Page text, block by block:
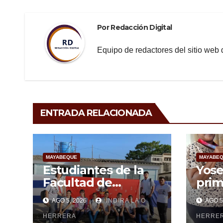
PorRedacción Digital
Equipo de redactores del sitio web
ENTRADA RELACIONADA
MAYABEQUE
Estudiantes de la
Facultad de
Ciencias Médicas de
Mayabeque realizan
pesquisa
AGO 5, 2026 INDIRA LA O
HERRERA
AGO